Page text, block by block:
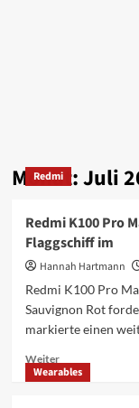
Monat:Juli
Redmi
Redmi K100 Pro
Flaggschiff im
Hannah Hartmann
Redmi K100 Pro
Sauvignon Rot
markierte einen
WeiterMehr
Informationen
Wearables